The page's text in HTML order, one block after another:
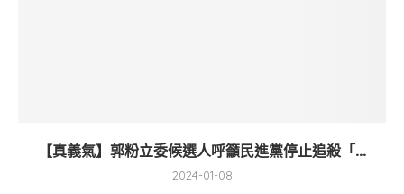
【真義氣】郭粉立委候選人呼籲民進黨停止追殺「...
2024-01-08